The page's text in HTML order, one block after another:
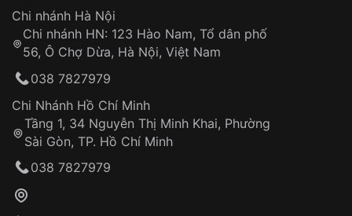
Hotline: 0585 215 215
Từ khóa SEO:
Khách hàng kiểm tra và thanh toán trực tiếp
Đảm bảo quyền lợi khách hàng
Đồng hành cùng khách hàng trong suốt quá
trình sử dụng
Chi nhánh Hà Nội
Chi nhánh HN: 123 Hào Nam, Tổ dân phố
56, Ô Chợ Dừa, Hà Nội, Việt Nam
038 7827979
Chi Nhánh Hồ Chí Minh
Tầng 1, 34 Nguyễn Thị Minh Khai, Phường
Sài Gòn, TP. Hồ Chí Minh
038 7827979